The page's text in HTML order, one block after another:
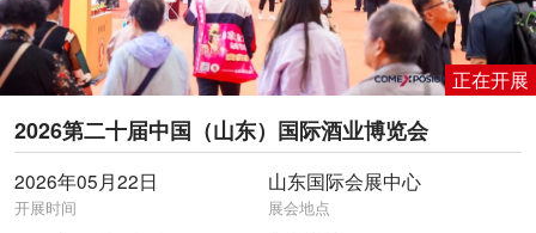
正在开展
2026第二十届中国（山东）国际酒业博览会
2026年05月22日
开展时间
山东国际会展中心
展会地点